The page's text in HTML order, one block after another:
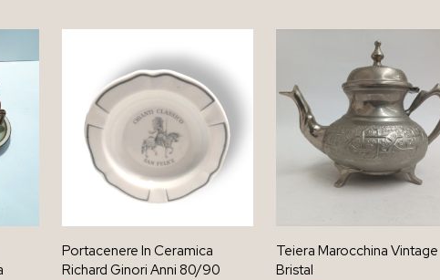
Portacenere In Ceramica
Richard Ginori Anni 80/90
Teiera Marocchina Vintage
Bristal